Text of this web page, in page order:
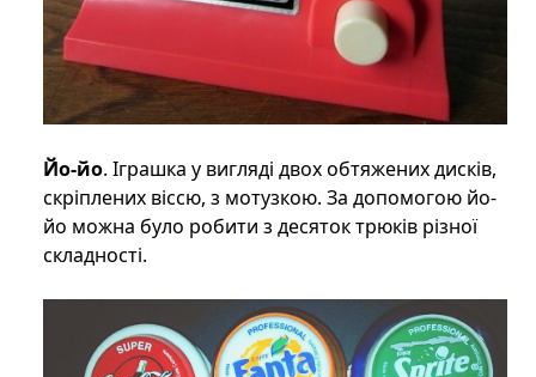
Йо-йо. Іграшка у вигляді двох обтяжених дисків,
скріплених віссю, з мотузкою. За допомогою йо-
йо можна було робити з десяток трюків різної
складності.